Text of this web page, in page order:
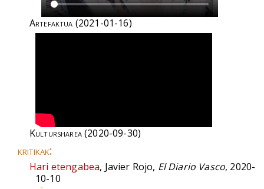
Artefaktua (2021-01-16)
Kultursharea(2020-09-30)
kritikak:
Hari etengabea, Javier Rojo, El Diario Vasco, 2020-
10-10